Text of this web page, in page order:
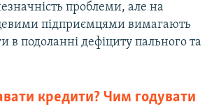
проблеми, але на
підприємцями вимагають
в подоланні дефіциту пального та
кредити? Чим годувати